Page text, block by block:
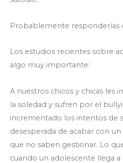
Probablemente responderías
Los estudios recientes sobre
algo muy importante:
A nuestros chicos y chicas les
la soledad y sufren por el
incrementado los intentos de
desesperada de acabar con
que no saben gestionar. Lo
cuando un adolescente llega